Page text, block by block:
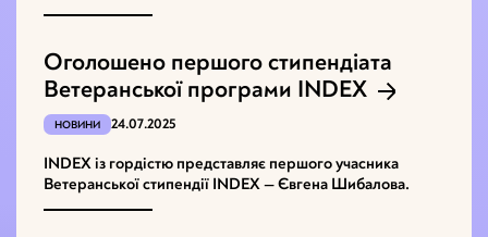
Оголошено першого стипендіата
Ветеранської програми INDEX
НОВИНИ 24.07.2025
INDEX із гордістю представляє першого учасника
Ветеранської стипендії INDEX — Євгена Шибалова.